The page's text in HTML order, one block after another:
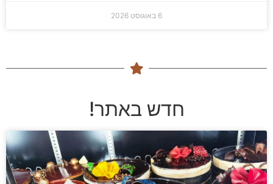
6 באוגוסט 2026
חדש באתר!